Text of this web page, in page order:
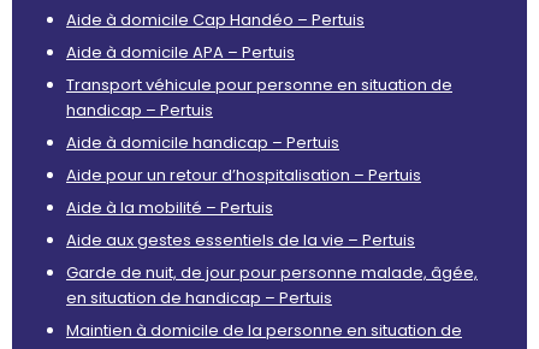
Aide à domicile Cap Handéo – Pertuis
Aide à domicile APA – Pertuis
Transport véhicule pour personne en situation de
handicap – Pertuis
Aide à domicile handicap – Pertuis
Aide pour un retour d’hospitalisation – Pertuis
Aide à la mobilité – Pertuis
Aide aux gestes essentiels de la vie – Pertuis
Garde de nuit, de jour pour personne malade, âgée,
en situation de handicap – Pertuis
Maintien à domicile de la personne en situation de